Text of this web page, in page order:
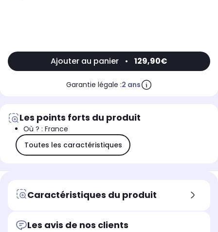
Ajouter au panier • 129,90€
Garantie légale :2 ans
Les points forts du produit
Où ? : France
Toutes les caractéristiques
Caractéristiques du produit
Les avis de nos clients